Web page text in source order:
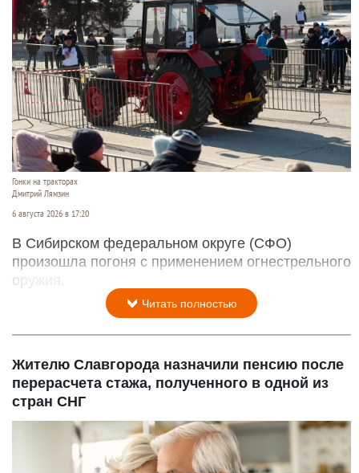
Гонки на тракторах
Дмитрий Лямзин
6 августа 2026 в 17:20
В Сибирском федеральном округе (СФО)
произошла погоня с применением огнестрельного
оружия.
Читать полностью
Жителю Славгорода назначили пенсию после
перерасчета стажа, полученного в одной из
стран СНГ